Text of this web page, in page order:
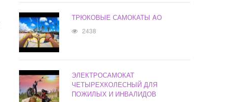
ТРЮКОВЫЕ САМОКАТЫ AO
2438
ЭЛЕКТРОСАМОКАТ
ЧЕТЫРЕХКОЛЕСНЫЙ ДЛЯ
ПОЖИЛЫХ И ИНВАЛИДОВ